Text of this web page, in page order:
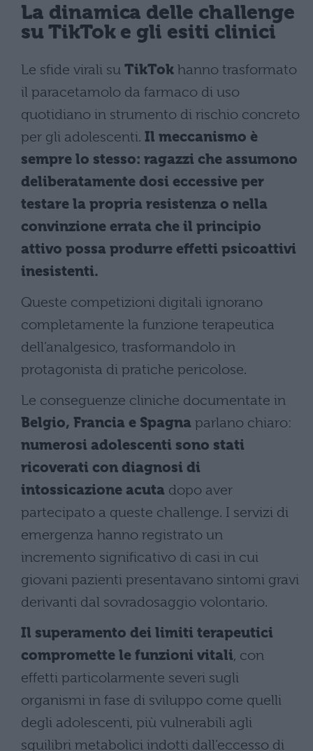
La dinamica delle challenge
su TikTok e gli esiti clinici
Le sfide virali su TikTok hanno trasformato
il paracetamolo da farmaco di uso
quotidiano in strumento di rischio concreto
per gli adolescenti. Il meccanismo è
sempre lo stesso: ragazzi che assumono
deliberatamente dosi eccessive per
testare la propria resistenza o nella
convinzione errata che il principio
attivo possa produrre effetti psicoattivi
inesistenti.
Queste competizioni digitali ignorano
completamente la funzione terapeutica
dell’analgesico, trasformandolo in
protagonista di pratiche pericolose.
Le conseguenze cliniche documentate in
Belgio, Francia e Spagna parlano chiaro:
numerosi adolescenti sono stati
ricoverati con diagnosi di
intossicazione acuta dopo aver
partecipato a queste challenge. I servizi di
emergenza hanno registrato un
incremento significativo di casi in cui
giovani pazienti presentavano sintomi gravi
derivanti dal sovradosaggio volontario.
Il superamento dei limiti terapeutici
compromette le funzioni vitali, con
effetti particolarmente severi sugli
organismi in fase di sviluppo come quelli
degli adolescenti, più vulnerabili agli
squilibri metabolici indotti dall’eccesso di